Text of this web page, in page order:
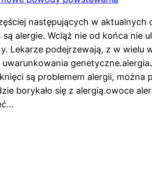
następujących w aktualnych
alergie. Wciąż nie od końca nie
Lekarze podejrzewają, z w wielu
uwarunkowania
są problemem alergii, można
borykało się z alergią.owoce